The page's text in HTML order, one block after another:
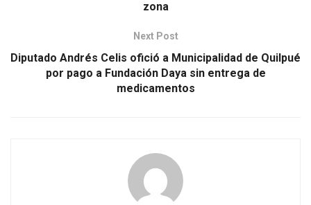
zona
Next Post
Diputado Andrés Celis ofició a Municipalidad de Quilpué
por pago a Fundación Daya sin entrega de
medicamentos